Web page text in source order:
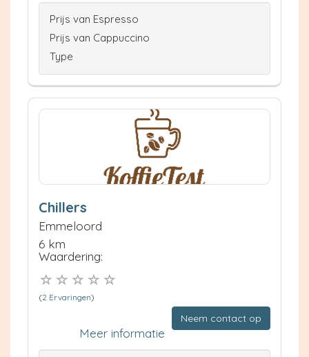
Prijs van Espresso
Prijs van Cappuccino
Type
Chillers
Emmeloord
6 km
Waardering:
(2 Ervaringen)
Neem contact op
Meer informatie